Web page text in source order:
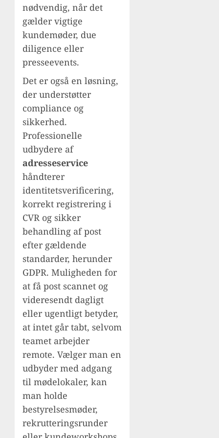
nødvendig, når det
gælder vigtige
kundemøder, due
diligence eller
presseevents.
Det er også en løsning,
der understøtter
compliance og
sikkerhed.
Professionelle
udbydere af
adresseservice
håndterer
identitetsverificering,
korrekt registrering i
CVR og sikker
behandling af post
efter gældende
standarder, herunder
GDPR. Muligheden for
at få post scannet og
videresendt dagligt
eller ugentligt betyder,
at intet går tabt, selvom
teamet arbejder
remote. Vælger man en
udbyder med adgang
til mødelokaler, kan
man holde
bestyrelsesmøder,
rekrutteringsrunder